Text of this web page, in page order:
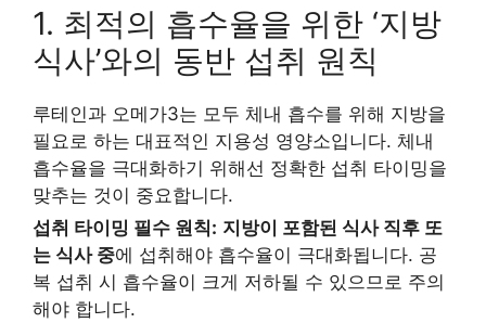
1. 최적의 흡수율을 위한 ‘지방
식사’와의 동반 섭취 원칙
루테인과 오메가3는 모두 체내 흡수를 위해 지방을
필요로 하는 대표적인 지용성 영양소입니다. 체내
흡수율을 극대화하기 위해선 정확한 섭취 타이밍을
맞추는 것이 중요합니다.
섭취 타이밍 필수 원칙: 지방이 포함된 식사 직후 또
는 식사 중에 섭취해야 흡수율이 극대화됩니다. 공
복 섭취 시 흡수율이 크게 저하될 수 있으므로 주의
해야 합니다.